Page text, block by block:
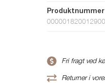
Produktnummer
Fri fragt ved
Returner i